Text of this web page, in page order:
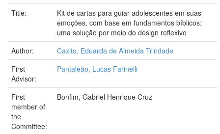
Title:
Kit de cartas para guiar adolescentes em suas
emoções, com base em fundamentos bíblicos:
uma solução por meio do design reflexivo
Author:
Caxito, Eduarda de Almeida Trindade
First
Advisor:
Pantaleão, Lucas Farinelli
First
member of
the
Committee:
Bonfim, Gabriel Henrique Cruz